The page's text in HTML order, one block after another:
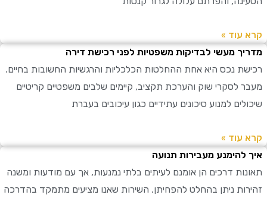
»
מעשי לבדיקות משפטיות לפני רכישת דירה
נכס היא אחת ההחלטות הכלכליות והרגשיות החשובות בחיים.
לסקרי שוק והערכת תקציב, קיימים שלבים משפטיים קריטיים
למנוע סיכונים עתידיים כגון עיכובים בעברת
»
מעבירות תנועה
דרכים הן אומנם לעיתים בלתי נמנעות, אך עם מודעות ומשנה
ניתן בהחלט להפחיתן. השירות שאנו מציעים מתמקד בהדרכה